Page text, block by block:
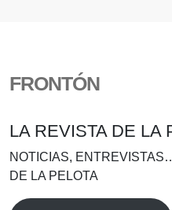
FRONTÓN
LA REVISTA DE LA
NOTICIAS,
DE LA PELOTA